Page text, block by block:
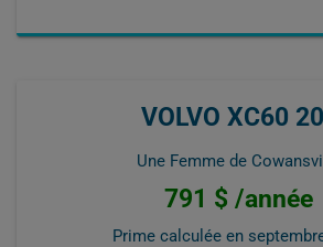
VOLVO XC60
Une Femme de
791 $ /année
Prime calculée en